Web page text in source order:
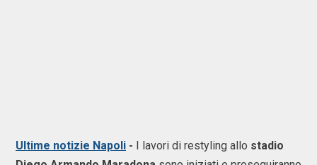
Ultime notizie Napoli - I lavori di restyling allo stadio